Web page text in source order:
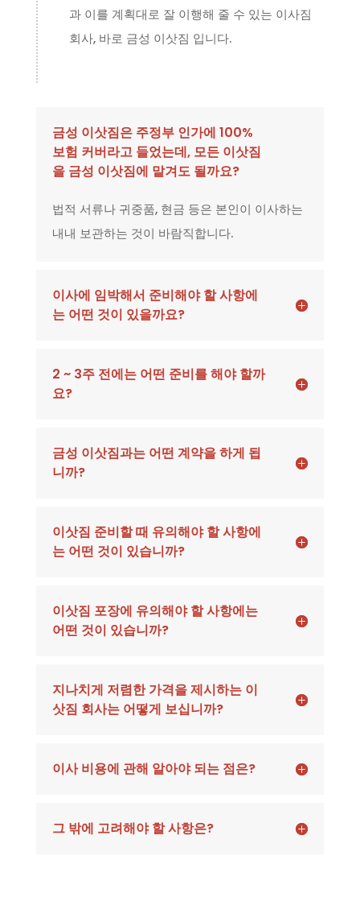
과 이를 계획대로 잘 이행해 줄 수 있는 이사짐
회사, 바로 금성 이삿짐 입니다.
금성 이삿짐은 주정부 인가에 100%
보험 커버라고 들었는데, 모든 이삿짐
을 금성 이삿짐에 맡겨도 될까요?
법적 서류나 귀중품, 현금 등은 본인이 이사하는
내내 보관하는 것이 바람직합니다.
이사에 임박해서 준비해야 할 사항에
는 어떤 것이 있을까요?
2 ~ 3주 전에는 어떤 준비를 해야 할까
요?
금성 이삿짐과는 어떤 계약을 하게 됩
니까?
이삿짐 준비할 때 유의해야 할 사항에
는 어떤 것이 있습니까?
이삿짐 포장에 유의해야 할 사항에는
어떤 것이 있습니까?
지나치게 저렴한 가격을 제시하는 이
삿짐 회사는 어떻게 보십니까?
이사 비용에 관해 알아야 되는 점은?
그 밖에 고려해야 할 사항은?